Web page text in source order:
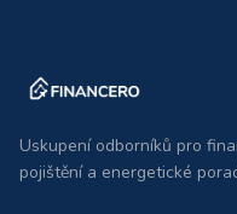
Uskupení odborníků pro
pojištění a energetické